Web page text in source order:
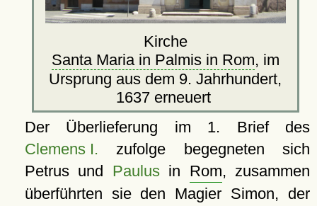
Kirche
Santa Maria in Palmis in Rom, im
Ursprung aus dem 9. Jahrhundert,
1637 erneuert
Der Überlieferung im 1. Brief des
Clemens I. zufolge begegneten sich
Petrus und Paulusin Rom, zusammen
überführten sie den Magier Simon, der